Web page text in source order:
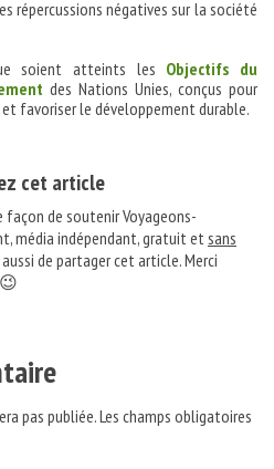
répercussions négatives sur la société
soient atteints les Objectifs du
des Nations Unies, conçus pour
et favoriser le développement durable.‎‎
cet article
façon de soutenir Voyageons-
média indépendant, gratuit etsans
de partager cet article. Merci
pas publiée.Les champs obligatoires